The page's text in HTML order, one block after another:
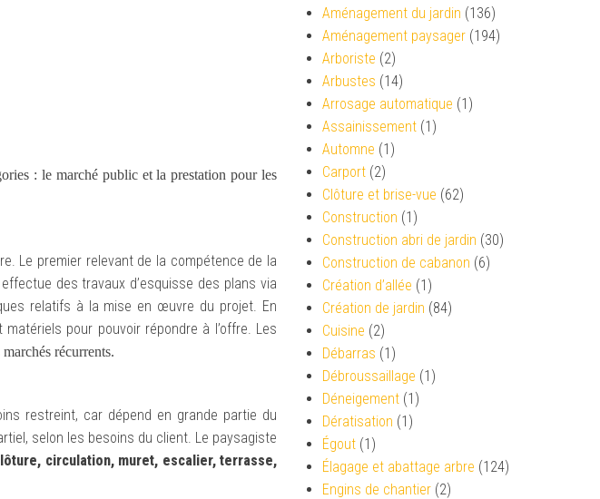
: le marché public et la prestation pour les
Le premier relevant de la compétence de la
des travaux d’esquisse des plans via
relatifs à la mise en œuvre du projet. En
pour pouvoir répondre à l’offre. Les
marchés récurrents.
restreint, car dépend en grande partie du
selon les besoins du client. Le paysagiste
circulation, muret, escalier, terrasse,
Aménagement du jardin (136)
Aménagement paysager (194)
Arboriste (2)
Arbustes (14)
Arrosage automatique (1)
Assainissement (1)
Automne (1)
Carport (2)
Clôture et brise-vue (62)
Construction (1)
Construction abri de jardin (30)
Construction de cabanon (6)
Création d’allée (1)
Création de jardin (84)
Cuisine (2)
Débarras (1)
Débroussaillage (1)
Déneigement (1)
Dératisation (1)
Égout (1)
Élagage et abattage arbre (124)
Engins de chantier (2)